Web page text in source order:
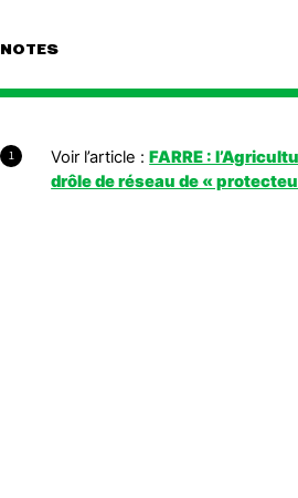
NOTES
1 Voir l’article :FARRE :
drôle de réseau de «